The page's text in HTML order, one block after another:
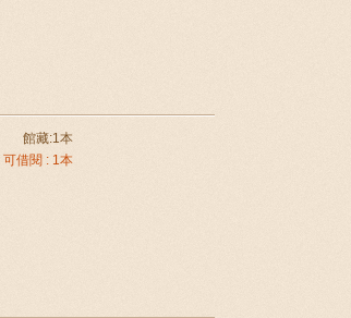
館藏:1本
可借閱 : 1本